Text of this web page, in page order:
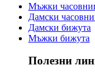
Мъжки
Дамски
Дамски бижута
Мъжки бижута
Полезни